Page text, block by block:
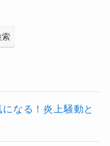
索
なる！炎上騒動と